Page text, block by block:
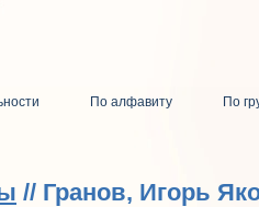
По алфавиту
По
// Гранов, Игорь